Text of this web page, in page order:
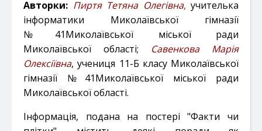
Авторки: Пиртя Тетяна Олегівна, учителька
інформатики Миколаївської гімназії
№41Миколаївської міської ради
Миколаївської області; Савенкова Марія
Олексіївна, учениця 11-Б класу Миколаївської
гімназії №41Миколаївської міської ради
Миколаївської області.
Інформація, подана на постері "Факти чи